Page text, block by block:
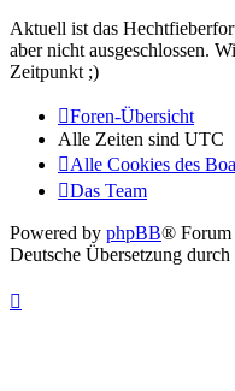
Aktuell ist das
aber nicht ausgeschlossen.
Zeitpunkt ;)
Foren-Übersicht
Alle Zeiten sind UTC
Alle Cookies des
Das Team
Powered by phpBB® Forum
Deutsche Übersetzung durch